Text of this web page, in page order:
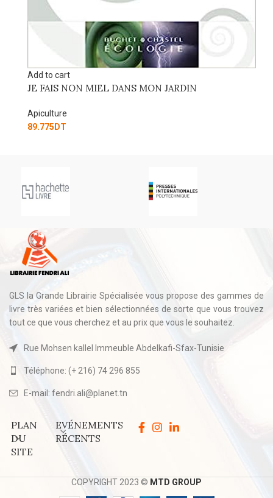
to cart
FAIS NON MIEL DANS MON JARDIN
DT
GLS la Grande Librairie Spécialisée vous propose des gammes de
livre très variées et bien sélectionnées de sorte que vous trouvez
tout ce que vous cherchez et au prix que vous le souhaitez.
Rue Mohsen kallel Immeuble Abdelkafi-Sfax-Tunisie
Téléphone: (+ 216) 74 296 855
E-mail: fendri.ali@planet.tn
PLAN
DU
SITE
EVÉNEMENTS
RÉCENTS
COPYRIGHT 2023 © MTD GROUP